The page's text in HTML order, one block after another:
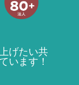
げたい共
います！